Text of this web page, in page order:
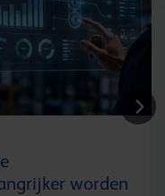
worden